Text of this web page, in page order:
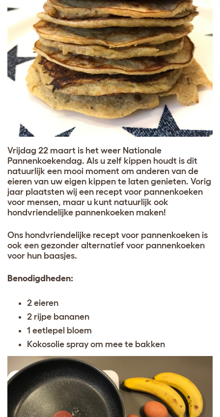
Vrijdag 22 maart is het weer Nationale
Pannenkoekendag. Als u zelf kippen houdt is dit
natuurlijk een mooi moment om anderen van de
eieren van uw eigen kippen te laten genieten. Vorig
jaar plaatsten wij een recept voor pannenkoeken
voor mensen, maar u kunt natuurlijk ook
hondvriendelijke pannenkoeken maken!
Ons hondvriendelijke recept voor pannenkoeken is
ook een gezonder alternatief voor pannenkoeken
voor hun baasjes.
Benodigdheden:
2 eieren
2 rijpe bananen
1 eetlepel bloem
Kokosolie spray om mee te bakken